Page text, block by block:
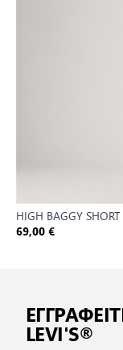
HIGH BAGGY SHORT
69,00 €
LEVI'S®